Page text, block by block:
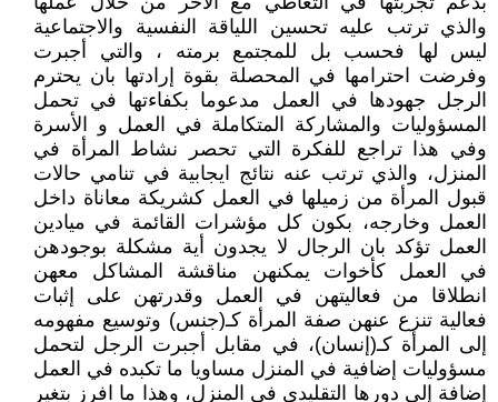
والذي ترتب عليه تحسين اللياقة النفسية والاجتماعية
ليس لها فحسب بل للمجتمع برمته ، والتي أجبرت
وفرضت احترامها في المحصلة بقوة إرادتها بان يحترم
الرجل جهودها في العمل مدعوما بكفاءتها في تحمل
المسؤوليات والمشاركة المتكاملة في العمل و الأسرة
وفي هذا تراجع للفكرة التي تحصر نشاط المرأة في
المنزل، والذي ترتب عنه نتائج ايجابية في تنامي حالات
قبول المرأة من زميلها في العمل كشريكة معاناة داخل
العمل وخارجه، بكون كل مؤشرات القائمة في ميادين
العمل تؤكد بان الرجال لا يجدون أية مشكلة بوجودهن
في العمل كأخوات يمكنهن مناقشة المشاكل معهن
انطلاقا من فعاليتهن في العمل وقدرتهن على إثبات
فعالية تنزع عنهن صفة المرأة كـ(جنس) وتوسيع مفهومه
إلى المرأة كـ(إنسان)، في مقابل أجبرت الرجل لتحمل
مسؤوليات إضافية في المنزل مساويا ما تكبده في العمل
إضافة إلى دورها التقليدي في المنزل، وهذا ما افرز بتغير